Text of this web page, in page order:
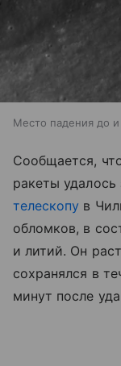
Место падения до
Сообщается,
ракеты
телескопу в
обломков, в
и литий. Он
сохранялся в
минут после